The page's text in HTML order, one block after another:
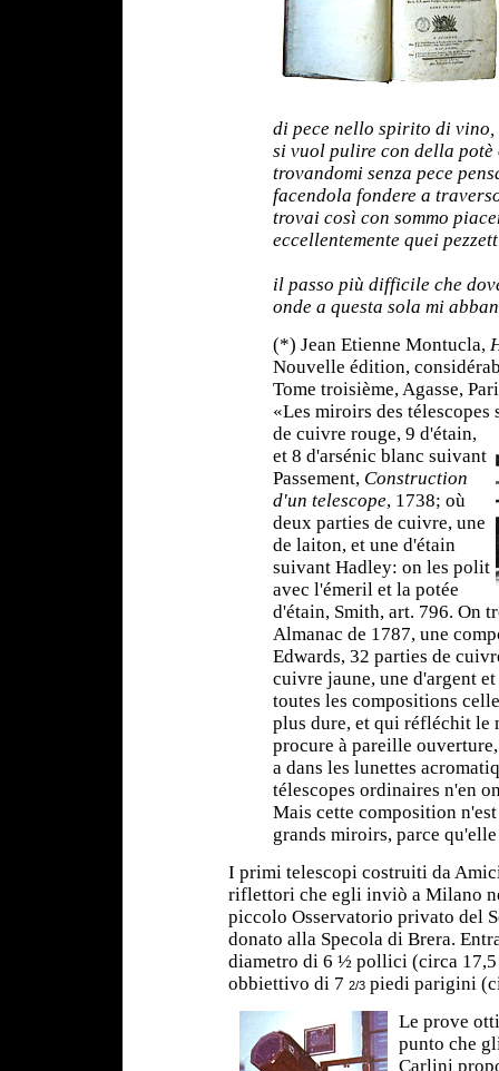
di pece nello spirito di vino,
si vuol pulire con della
trovandomi senza pece
facendola fondere a
trovai così con sommo
eccellentemente quei
il passo più difficile che
onde a questa sola mi
(*) Jean Etienne Montucla,
Nouvelle édition,
Tome troisième, Agasse,
«Les miroirs des télescopes
de cuivre rouge, 9 d'étain,
et 8 d'arsénic blanc suivant
Passement, Construction
d'un telescope, 1738; où
deux parties de cuivre, une
de laiton, et une d'étain
suivant Hadley: on les polit
avec l'émeril et la potée
d'étain, Smith, art. 796. On
Almanac de 1787, une
Edwards, 32 parties de
cuivre jaune, une d'argent
toutes les compositions
plus dure, et qui réfléchit le
procure à pareille
a dans les lunettes
télescopes ordinaires n'en
Mais cette composition
grands miroirs, parce
I primi telescopi costruiti da
riflettori che egli inviò a Milano
piccolo Osservatorio privato del
donato alla Specola di Brera.
diametro di 6 ½ pollici (circa
obbiettivo di 7 2/3 piedi parigini
Le prove
punto che
Carlini